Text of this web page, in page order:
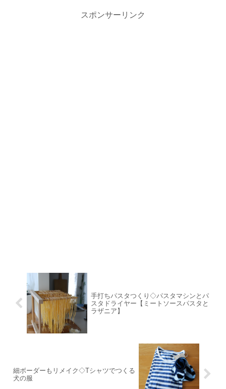
スポンサーリンク
手打ちパスタつくり◇パスタマシンとパ
スタドライヤー【ミートソースパスタと
ラザニア】
細ボーダーもリメイク◇Tシャツでつくる
犬の服